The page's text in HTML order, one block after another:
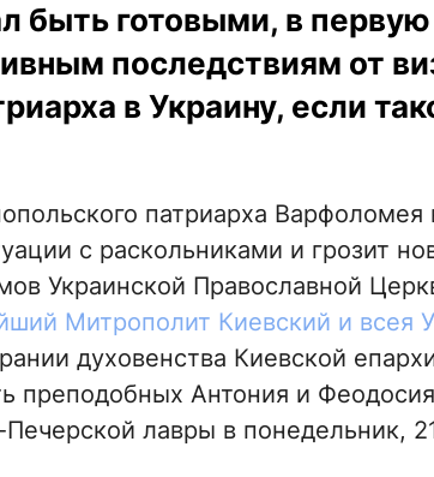
быть готовыми, в первую
последствиям от
в Украину, если
патриарха Варфоломея
с раскольниками и грозит
Украинской Православной
Митрополит Киевский и всея
духовенства Киевской
преподобных Антония и Феодосия
лавры в понедельник,